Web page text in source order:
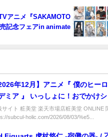
アニメ『SAKAMOTO
記念フェアin animate
2026年12月】アニメ『 僕のヒー
ミア 』 いっしょに！おでかけ
ートバッグ 全9種 ＞
サイト 粧美堂 楽天市場店粧美堂 ONLINE
subcul-holic.com/2026/08/03/%e5...